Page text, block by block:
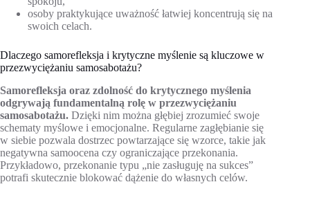
osoby praktykujące uważność łatwiej koncentrują się na
swoich celach.
Dlaczego samorefleksja i krytyczne myślenie są kluczowe w
przezwyciężaniu samosabotażu?
Samorefleksja oraz zdolność do krytycznego myślenia
odgrywają fundamentalną rolę w przezwyciężaniu
samosabotażu. Dzięki nim można głębiej zrozumieć swoje
schematy myślowe i emocjonalne. Regularne zagłębianie się
w siebie pozwala dostrzec powtarzające się wzorce, takie jak
negatywna samoocena czy ograniczające przekonania.
Przykładowo, przekonanie typu „nie zasługuję na sukces”
potrafi skutecznie blokować dążenie do własnych celów.